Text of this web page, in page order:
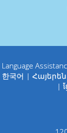
Language
한국어 | Հայերեն
| ខ្